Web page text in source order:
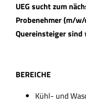
UEG sucht zum
Probenehmer (m/
Quereinsteiger sind
BEREICHE
Kühl- und